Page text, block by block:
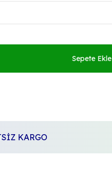
Sepete Ekle
KARGO